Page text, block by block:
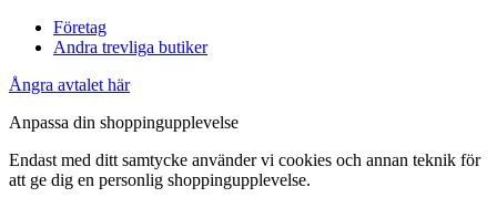
Företag
Andra trevliga butiker
Ångra avtalet här
Anpassa din shoppingupplevelse
Endast med ditt samtycke använder vi cookies och annan teknik för
att ge dig en personlig shoppingupplevelse.